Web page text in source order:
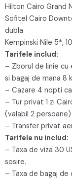
Hilton Cairo Grand
Sofitel Cairo
dubla
Kempinski Nile 5*,
Tarifele includ:
– Zborul de linie
si bagaj de mana 8
– Cazare 4 nopti
– Tur privat 1 zi
(valabil 2 persoane)
– Transfer privat
Tarifele nu includ:
– Taxa de viza 30
sosire.
– Taxa de bagaj de